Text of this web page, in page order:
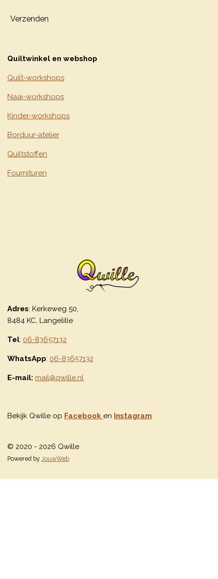
Verzenden
Quiltwinkel en webshop
Quilt-workshops
Naai-workshops
Kinder-workshops
Borduur-atelier
Quiltstoffen
Fournituren
Adres: Kerkeweg 50,
8484 KC, Langelille
Tel: 06-83657132
WhatsApp: 06-83657132
E-mail: mail@qwille.nl
Bekijk Qwille op Facebook en Instagram
© 2020 - 2026 Qwille
Powered by JouwWeb